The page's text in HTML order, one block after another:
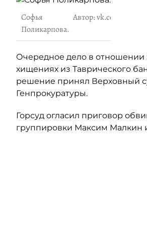
Софья
Поликарпова.
Автор: vk.com/vyb_spb
Очередное дело в отношении
хищениях из Таврического
решение принял Верховный
Генпрокуратуры.
Горсуд огласил приговор
группировки Максим Малкин